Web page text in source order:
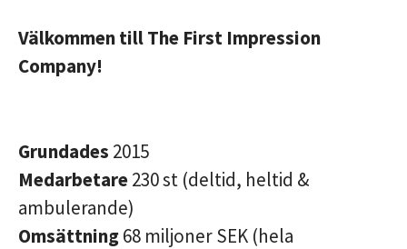
Välkommen till The First Impression
Company!
Grundades 2015
Medarbetare230 st (deltid, heltid &
ambulerande)
Omsättning68 miljoner SEK (hela